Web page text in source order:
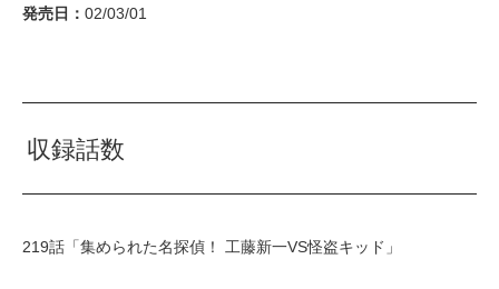
発売日： 02/03/01
収録話数
219話「集められた名探偵！ 工藤新一VS怪盗キッド」